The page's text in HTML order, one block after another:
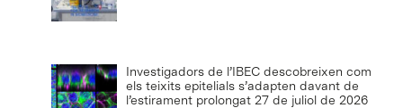
Investigadors de l’IBEC descobreixen com
els teixits epitelials s’adapten davant de
l’estirament prolongat 27 de juliol de 2026